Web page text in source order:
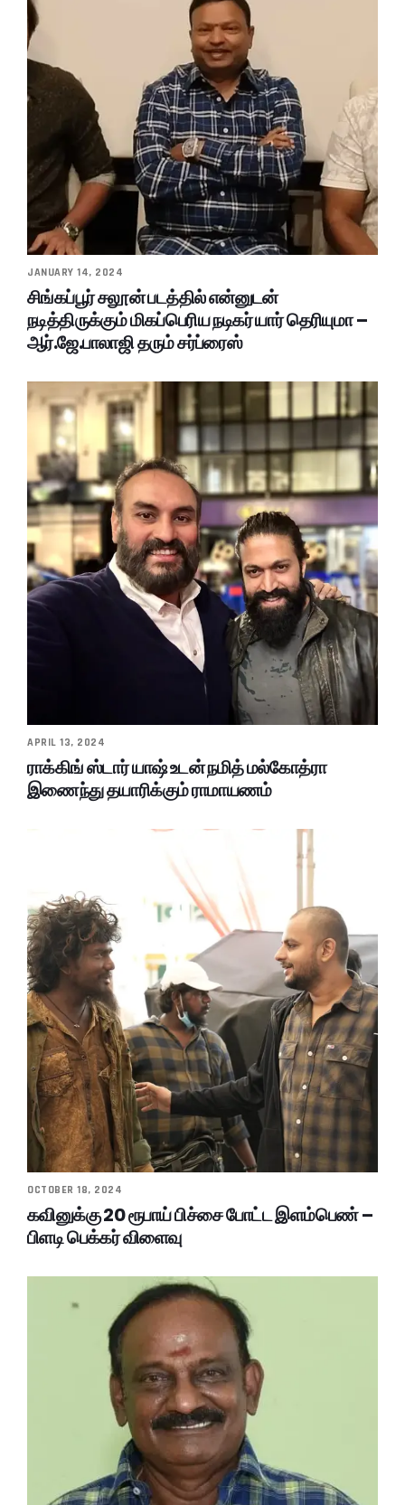
JANUARY 14, 2024
சிங்கப்பூர் சலூன் படத்தில் என்னுடன்
நடித்திருக்கும் மிகப்பெரிய நடிகர் யார் தெரியுமா –
ஆர்.ஜே.பாலாஜி தரும் சர்ப்ரைஸ்
APRIL 13, 2024
ராக்கிங் ஸ்டார் யாஷ் உடன் நமித் மல்கோத்ரா
இணைந்து தயாரிக்கும் ராமாயணம்
OCTOBER 18, 2024
கவினுக்கு 20 ரூபாய் பிச்சை போட்ட இளம்பெண் –
பிளடி பெக்கர் விளைவு